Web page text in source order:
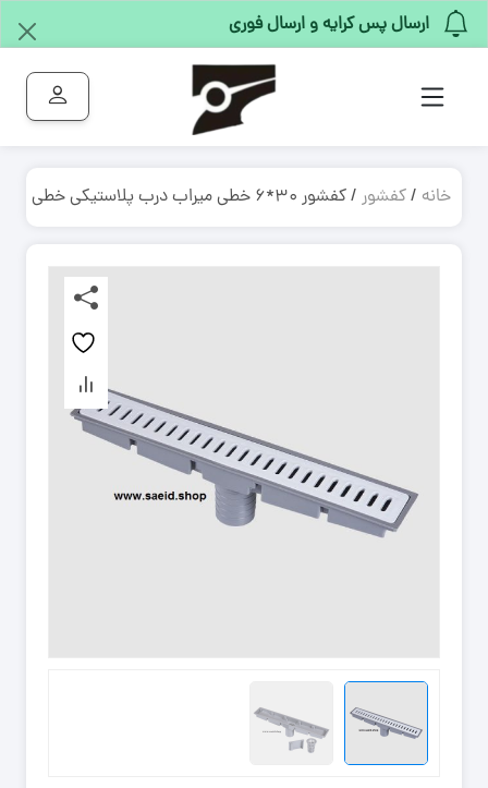
ارسال پس کرایه و ارسال فوری
خانه /کفشور / کفشور ۳۰*۶ خطی میراب درب پلاستیکی خطی